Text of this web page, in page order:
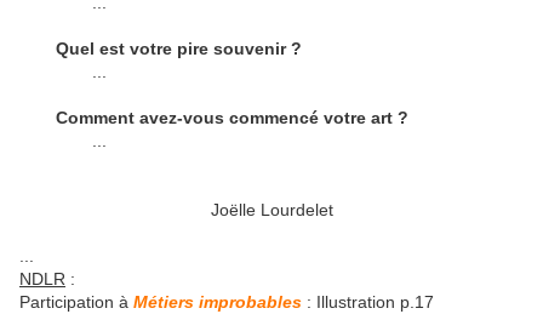
Quel est votre pire souvenir ?
Comment avez-vous commencé votre art ?
Joëlle Lourdelet
NDLR :
Participation à Métiers improbables : Illustration p.17